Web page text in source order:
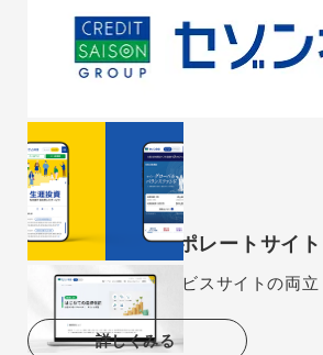
セゾン投信 コーポレートサイト
金融商品紹介とサービスサイトの両立
詳しくみる